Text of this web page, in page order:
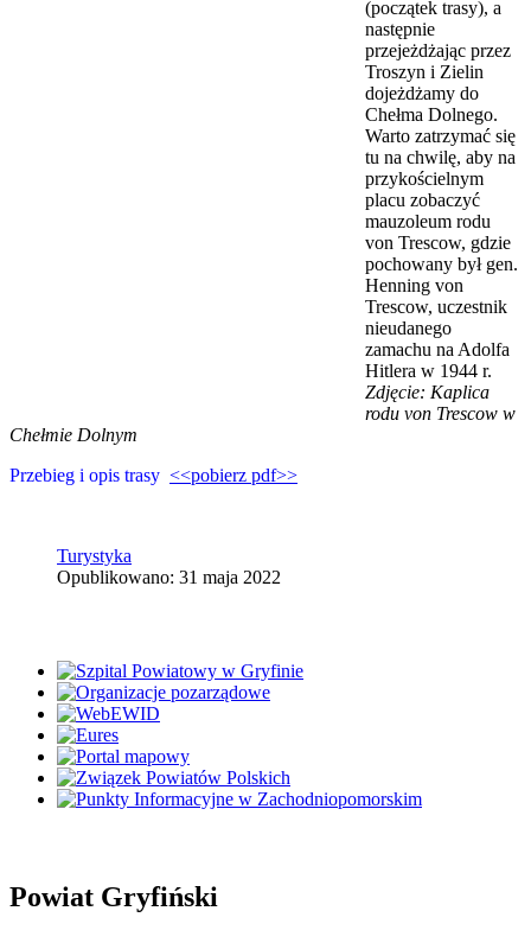
(początek trasy), a
następnie
przejeżdżając przez
Troszyn i Zielin
dojeżdżamy do
Chełma Dolnego.
Warto zatrzymać się
tu na chwilę, aby na
przykościelnym
placu zobaczyć
mauzoleum rodu
von Trescow, gdzie
pochowany był gen.
Henning von
Trescow, uczestnik
nieudanego
zamachu na Adolfa
Hitlera w 1944 r.
Zdjęcie: Kaplica
rodu von Trescow w
Chełmie Dolnym
Przebieg i opis trasy <<pobierz pdf>>
Turystyka
Opublikowano: 31 maja 2022
Powiat Gryfiński